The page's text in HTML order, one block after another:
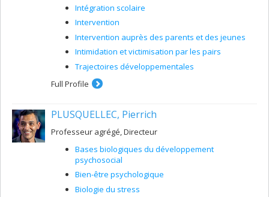
Intégration scolaire
Intervention
Intervention auprès des parents et des jeunes
Intimidation et victimisation par les pairs
Trajectoires développementales
Full Profile
PLUSQUELLEC, Pierrich
Professeur agrégé, Directeur
Bases biologiques du développement
psychosocial
Bien-être psychologique
Biologie du stress